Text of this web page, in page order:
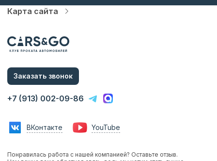
Карта сайта
Услуги
Акции
Статьи и Новости
Контакты
Аренда без водителя
Инвестиции в прокат
Аренда авто на мероприятия
Заказать звонок
+7 (913) 002-09-86
ВКонтакте YouTube
Понравилась работа с нашей компанией? Оставьте отзыв.